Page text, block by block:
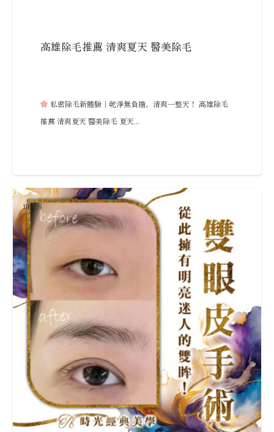
高雄除毛推薦 清爽夏天 醫美除毛
私密除毛新體驗｜乾淨無負擔，清爽一整天！ 高雄除毛
推薦 清爽夏天 醫美除毛 夏天...
NEWS